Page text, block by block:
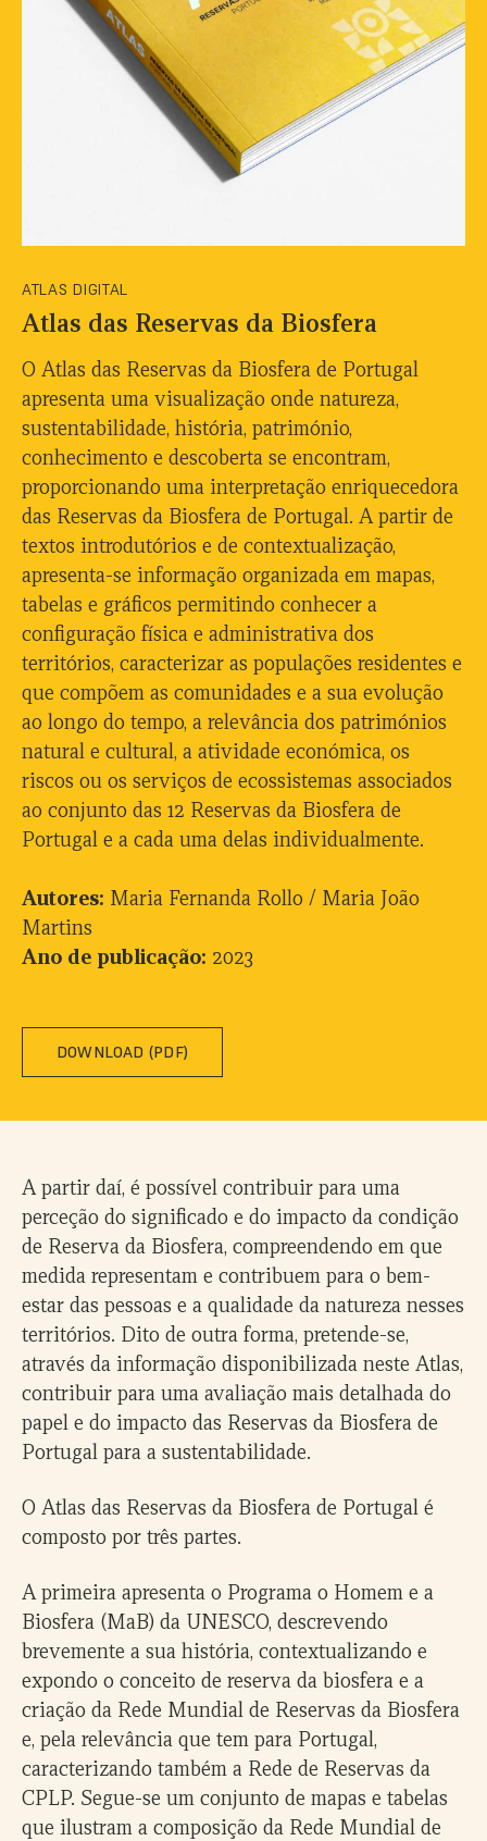
ATLAS DIGITAL
Atlas das Reservas da Biosfera
O Atlas das Reservas da Biosfera de Portugal
apresenta uma visualização onde natureza,
sustentabilidade, história, património,
conhecimento e descoberta se encontram,
proporcionando uma interpretação enriquecedora
das Reservas da Biosfera de Portugal. A partir de
textos introdutórios e de contextualização,
apresenta-se informação organizada em mapas,
tabelas e gráficos permitindo conhecer a
configuração física e administrativa dos
territórios, caracterizar as populações residentes e
que compõem as comunidades e a sua evolução
ao longo do tempo, a relevância dos patrimónios
natural e cultural, a atividade económica, os
riscos ou os serviços de ecossistemas associados
ao conjunto das 12 Reservas da Biosfera de
Portugal e a cada uma delas individualmente.
Autores: Maria Fernanda Rollo / Maria João
Martins
Ano de publicação: 2023
DOWNLOAD (PDF)
A partir daí, é possível contribuir para uma
perceção do significado e do impacto da condição
de Reserva da Biosfera, compreendendo em que
medida representam e contribuem para o bem-
estar das pessoas e a qualidade da natureza nesses
territórios. Dito de outra forma, pretende-se,
através da informação disponibilizada neste Atlas,
contribuir para uma avaliação mais detalhada do
papel e do impacto das Reservas da Biosfera de
Portugal para a sustentabilidade.
O Atlas das Reservas da Biosfera de Portugal é
composto por três partes.
A primeira apresenta o Programa o Homem e a
Biosfera (MaB) da UNESCO, descrevendo
brevemente a sua história, contextualizando e
expondo o conceito de reserva da biosfera e a
criação da Rede Mundial de Reservas da Biosfera
e, pela relevância que tem para Portugal,
caracterizando também a Rede de Reservas da
CPLP. Segue-se um conjunto de mapas e tabelas
que ilustram a composição da Rede Mundial de